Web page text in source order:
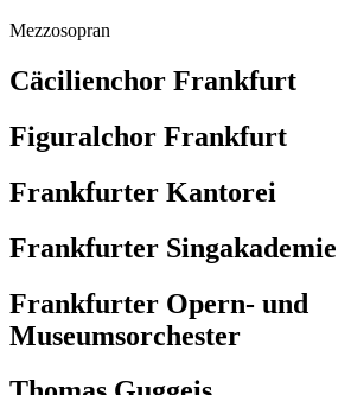
Mezzosopran
Cäcilienchor Frankfurt
Figuralchor Frankfurt
Frankfurter Kantorei
Frankfurter Singakademie
Frankfurter Opern- und
Museumsorchester